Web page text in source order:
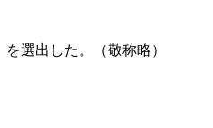
選出した。（敬称略）